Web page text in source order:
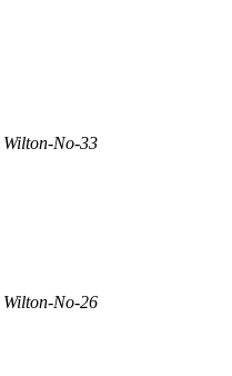
Wilton-No-33
Wilton-No-26